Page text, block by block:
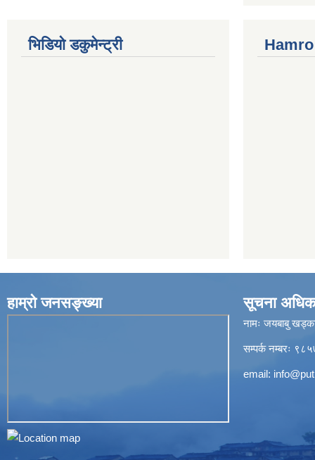
भिडियो डकुमेन्ट्री
हाम्रो जनसङ्ख्या सूचना
नामः जयबाबु
सम्पर्क नम्बरः
email: